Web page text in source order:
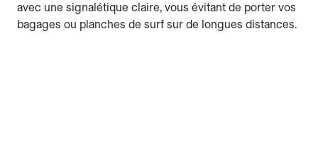
avec une signalétique claire, vous évitant de porter vos
bagages ou planches de surf sur de longues distances.